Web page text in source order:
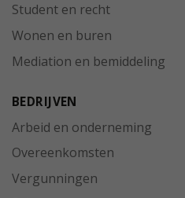
Student en recht
Wonen en buren
Mediation en bemiddeling
BEDRIJVEN
Arbeid en onderneming
Overeenkomsten
Vergunningen